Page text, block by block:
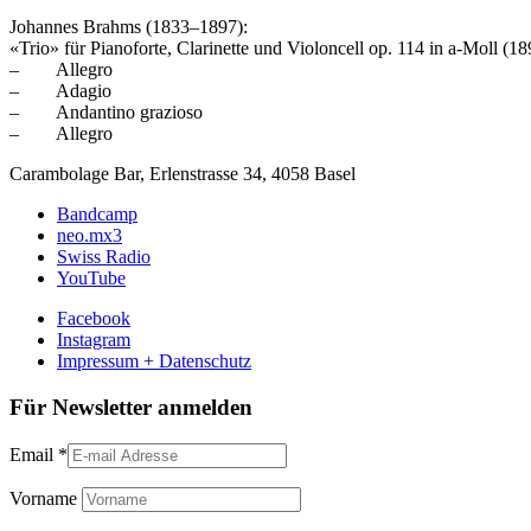
Johannes Brahms (1833–1897):
«Trio» für Pianoforte, Clarinette und Violoncell op. 114 in a-Moll
– Allegro
– Adagio
– Andantino grazioso
– Allegro
Carambolage Bar, Erlenstrasse 34, 4058 Basel
Bandcamp
neo.mx3
Swiss Radio
YouTube
Facebook
Instagram
Impressum + Datenschutz
Für Newsletter anmelden
Email *
Vorname